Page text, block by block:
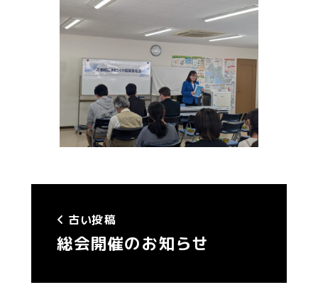
古い投稿
総会開催のお知らせ